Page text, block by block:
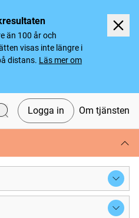
än 100 år och
visas inte längre i
distans. Läs mer om
Logga in Om tjänsten